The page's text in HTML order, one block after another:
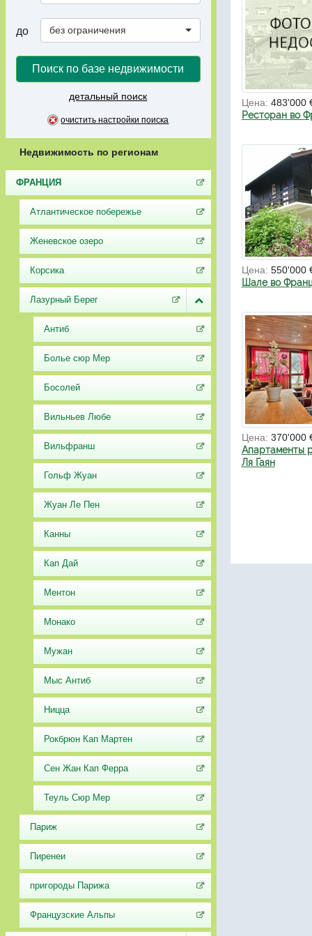
до без ограничения
Поиск по базе недвижимости
детальный поиск
очистить настройки поиска
Недвижимость по регионам
ФРАНЦИЯ
Атлантическое побережье
Женевское озеро
Корсика
Лазурный Берег
Антиб
Болье сюр Мер
Босолей
Вильньев Любе
Вильфранш
Гольф Жуан
Жуан Ле Пен
Канны
Кап Дай
Ментон
Монако
Мужан
Мыс Антиб
Ницца
Рокбрюн Кап Мартен
Сен Жан Кап Ферра
Теуль Сюр Мер
Париж
Пиренеи
пригороды Парижа
Французские Альпы
Цена: 483'000
Ресторан во
Цена: 550'000
Шале во
Цена: 370'000
Апартаменты
Ля Гаян